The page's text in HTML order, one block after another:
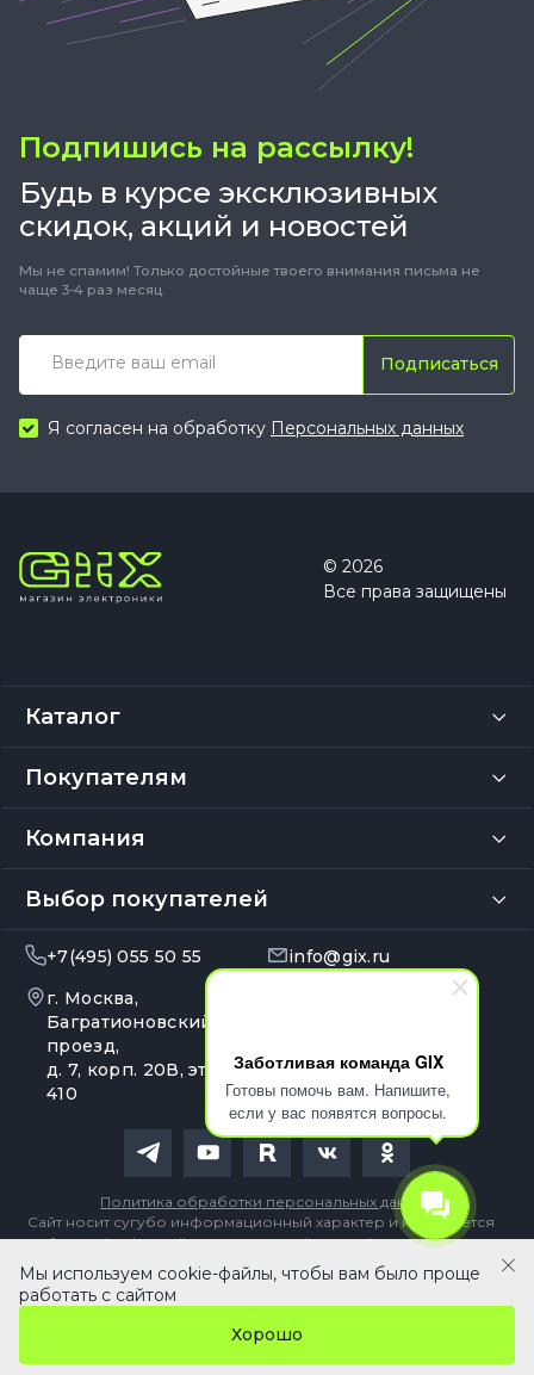
Заботливая команда GIX
Готовы помочь вам. Напишите,
если у вас появятся вопросы.
Подпишись на рассылку!
Будь в курсе эксклюзивных
скидок, акций и новостей
Мы не спамим! Только достойные твоего внимания письма не
чаще 3-4 раз месяц.
Подписаться
Я согласен на обработку Персональных данных
© 2026
Все права защищены
Каталог
Покупателям
Компания
Выбор покупателей
+7(495) 055 50 55
info@gix.ru
г. Москва,
Багратионовский
проезд,
д. 7, корп. 20В, эт. 4, оф.
410
Сайт носит сугубо информационный характер и не является
публичной офертой, определяемой Статьей 437 (2) ГК РФ
Политика обработки персональных данных
В корзину
Мы используем cookie-файлы, чтобы вам было проще
работать с сайтом
Хорошо